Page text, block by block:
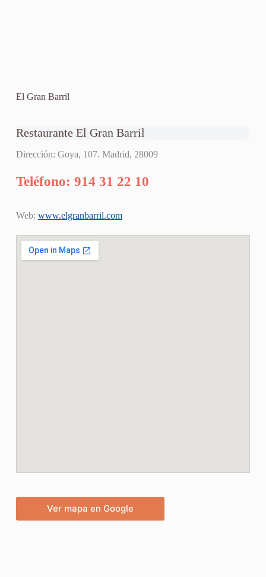
El Gran Barril
Restaurante El Gran Barril
Dirección: Goya, 107. Madrid, 28009
Teléfono: 914 31 22 10
Web: www.elgranbarril.com
Ver mapa en Google